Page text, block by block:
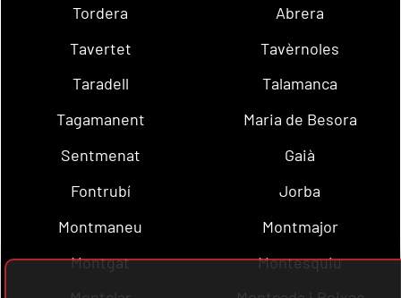
Tordera
Abrera
Tavertet
Tavèrnoles
Taradell
Talamanca
Tagamanent
Maria de Besora
Sentmenat
Gaià
Fontrubí
Jorba
Montmaneu
Montmajor
Montgat
Montesquiu